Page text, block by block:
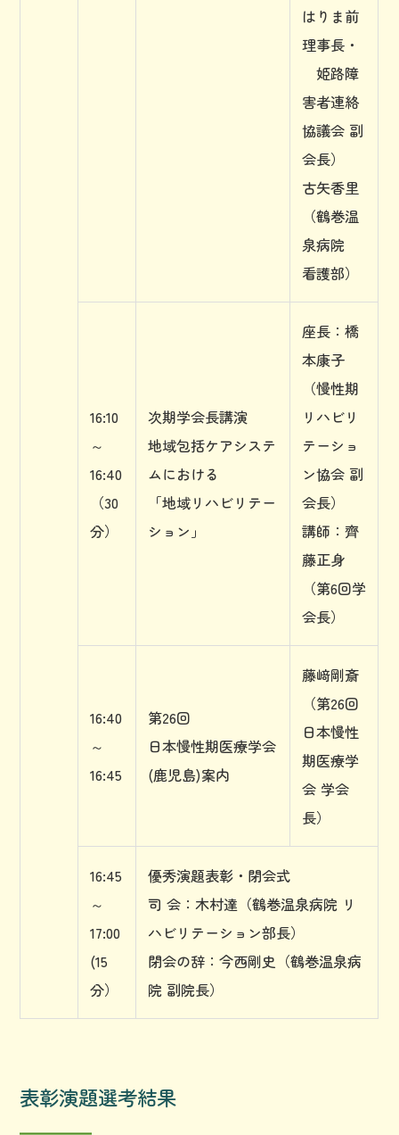
はりま前
理事長・
姫路障
害者連絡
協議会 副
会長）
古矢香里
（鶴巻温
泉病院
看護部）
16:10
～
16:40
（30
分）
次期学会長講演
地域包括ケアシステ
ムにおける
「地域リハビリテー
ション」
座長：橋
本康子
（慢性期
リハビリ
テーショ
ン協会 副
会長）
講師：齊
藤正身
（第6回学
会長）
16:40
～
16:45
第26回
日本慢性期医療学会
(鹿児島)案内
藤﨑剛斎
（第26回
日本慢性
期医療学
会 学会
長）
16:45
～
17:00
(15
分）
優秀演題表彰・閉会式
司 会：木村達（鶴巻温泉病院 リ
ハビリテーション部長）
閉会の辞：今西剛史（鶴巻温泉病
院 副院長）
表彰演題選考結果